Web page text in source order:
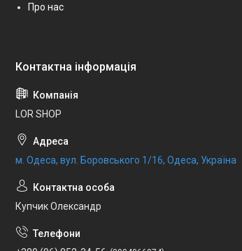
Про нас
LOR SHOP
м. Одеса, вул. Боровського 1/16, Одеса, Україна
Купчик Олександр